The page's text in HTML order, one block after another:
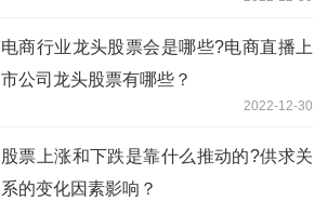
电商行业龙头股票会是哪些?电商直播上
市公司龙头股票有哪些？
2022-12-30
股票上涨和下跌是靠什么推动的?供求关
系的变化因素影响？